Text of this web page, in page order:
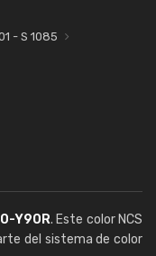
- S 1085
Y90R. Este color NCS
del sistema de color